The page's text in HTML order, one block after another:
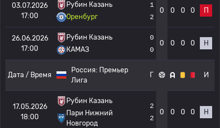
03.07.2026
17:00
Рубин Казань
Оренбург
1
2
0 0 0 0 П
26.06.2026
17:00
Рубин Казань
КАМАЗ
0
0
0 0 0 0 Н
Дата / Время
Россия: Премьер
Лига
Г И
17.05.2026
18:00
Рубин Казань
Пари Нижний
Новгород
2
2
0 0 0 0 Н